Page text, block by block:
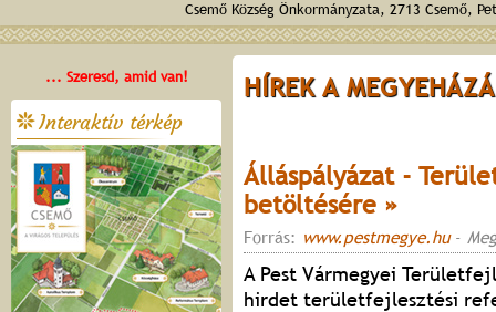
Csemő Község Önkormányzata, 2713
... Szeresd, amid van!
Interaktív térkép
HÍREK A
Álláspályázat -
betöltésére »
Forrás: www.pestmegye.hu-
A Pest Vármegyei
hirdet területfejlesztési